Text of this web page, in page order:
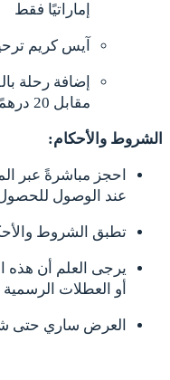
إماراتيًا فقط
آيس كريم
مقابل 20 درهمًا إماراتيًا فقط للشخص الواحد
الشروط والأحكام:
احجز مباشرةً عبر
عند الوصول للحصول
تطبق الشروط
يرجى العلم أن هذه
أو العطلات
العرض ساري حتى